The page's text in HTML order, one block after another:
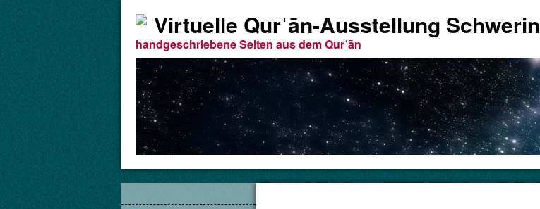
Virtuelle Qurˈān-Ausstellung Schwerin
handgeschriebene Seiten aus dem Qurˈān